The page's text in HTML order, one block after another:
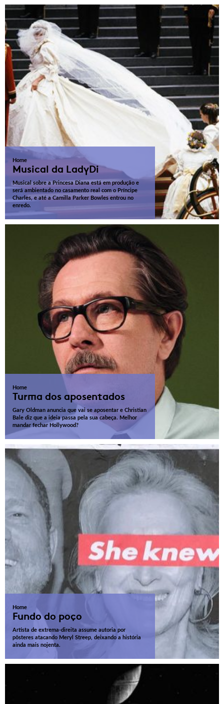
Home
Musical da LadyDi
Musical sobre a Princesa Diana está em produção e
será ambientado no casamento real com o Príncipe
Charles, e até a Camilla Parker Bowles entrou no
enredo.
Home
Turma dos aposentados
Gary Oldman anuncia que vai se aposentar e Christian
Bale diz que a ideia passa pela sua cabeça. Melhor
mandar fechar Hollywood?
Home
Fundo do poço
Artista de extrema-direita assume autoria por
pôsteres atacando Meryl Streep, deixando a história
ainda mais nojenta.